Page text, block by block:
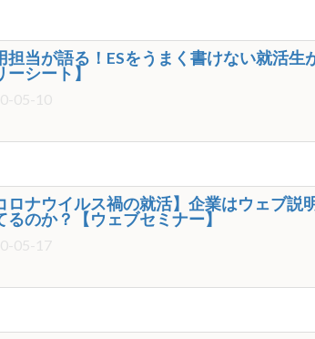
担当が語る！ESをうまく書けない就活生
ーシート】
05-10
ロナウイルス禍の就活】企業はウェブ説
るのか？【ウェブセミナー】
05-17